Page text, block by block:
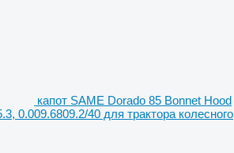
капот SAME Dorado 85 Bonnet Hood
0.009.6809.2/40 для трактора колесного